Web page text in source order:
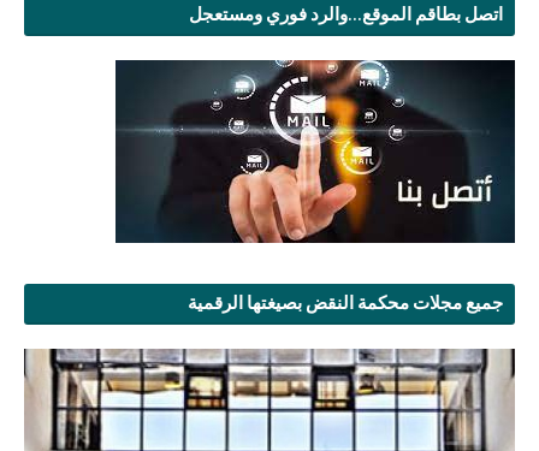
اتصل بطاقم الموقع...والرد فوري ومستعجل
جميع مجلات محكمة النقض بصيغتها الرقمية